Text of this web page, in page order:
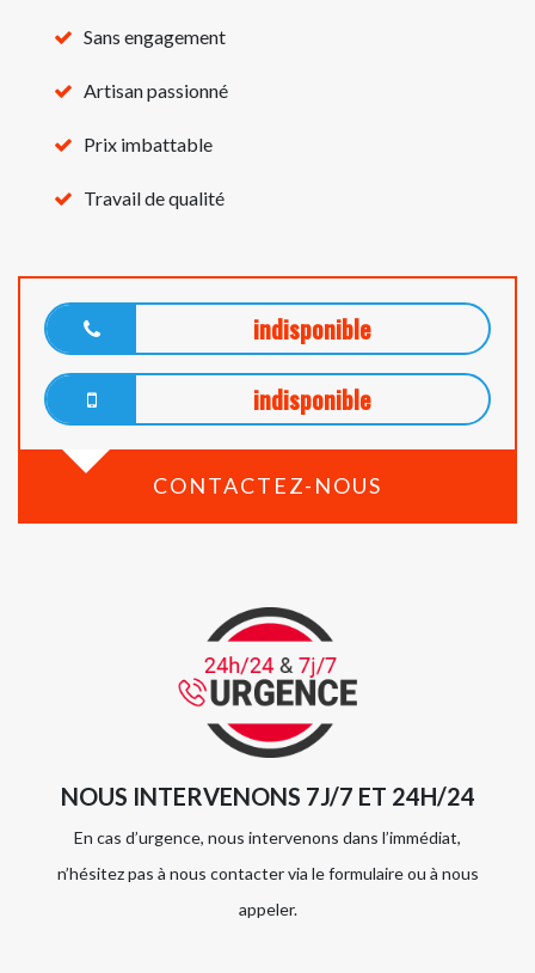
Sans engagement
Artisan passionné
Prix imbattable
Travail de qualité
indisponible
indisponible
CONTACTEZ-NOUS
NOUS INTERVENONS 7J/7 ET 24H/24
En cas d’urgence, nous intervenons dans l’immédiat,
n’hésitez pas à nous contacter via le formulaire ou à nous
appeler.